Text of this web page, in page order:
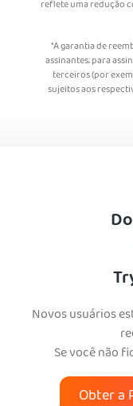
reflete uma redução
*A garantia de
assinantes; para
terceiros (por
sujeitos aos
Novos usuários
Se você não
Obter a